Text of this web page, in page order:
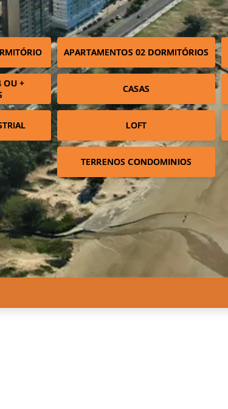
APARTAMENTOS 02 DORMITÓRIOS
OU +
CASAS
LOFT
TERRENOS CONDOMINIOS